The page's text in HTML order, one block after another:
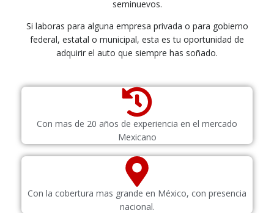
seminuevos.
Si laboras para alguna empresa privada o para gobierno
federal, estatal o municipal, esta es tu oportunidad de
adquirir el auto que siempre has soñado.
Con mas de 20 años de experiencia en el mercado
Mexicano
Con la cobertura mas grande en México, con presencia
nacional.